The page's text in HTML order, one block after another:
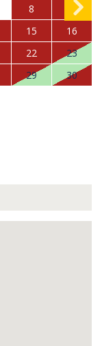
8
9
15
16
22
23
29
30